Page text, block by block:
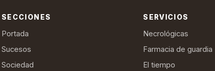
SECCIONES
Portada
Sucesos
Sociedad
SERVICIOS
Necrológicas
Farmacia de guardia
El tiempo